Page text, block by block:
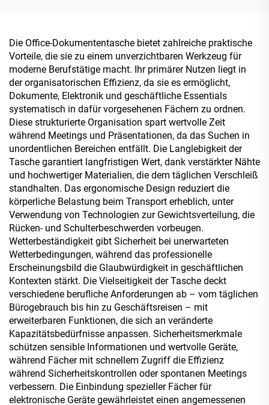
Die Office-Dokumententasche bietet zahlreiche praktische
Vorteile, die sie zu einem unverzichtbaren Werkzeug für
moderne Berufstätige macht. Ihr primärer Nutzen liegt in
der organisatorischen Effizienz, da sie es ermöglicht,
Dokumente, Elektronik und geschäftliche Essentials
systematisch in dafür vorgesehenen Fächern zu ordnen.
Diese strukturierte Organisation spart wertvolle Zeit
während Meetings und Präsentationen, da das Suchen in
unordentlichen Bereichen entfällt. Die Langlebigkeit der
Tasche garantiert langfristigen Wert, dank verstärkter Nähte
und hochwertiger Materialien, die dem täglichen Verschleiß
standhalten. Das ergonomische Design reduziert die
körperliche Belastung beim Transport erheblich, unter
Verwendung von Technologien zur Gewichtsverteilung, die
Rücken- und Schulterbeschwerden vorbeugen.
Wetterbeständigkeit gibt Sicherheit bei unerwarteten
Wetterbedingungen, während das professionelle
Erscheinungsbild die Glaubwürdigkeit in geschäftlichen
Kontexten stärkt. Die Vielseitigkeit der Tasche deckt
verschiedene berufliche Anforderungen ab – vom täglichen
Bürogebrauch bis hin zu Geschäftsreisen – mit
erweiterbaren Funktionen, die sich an veränderte
Kapazitätsbedürfnisse anpassen. Sicherheitsmerkmale
schützen sensible Informationen und wertvolle Geräte,
während Fächer mit schnellem Zugriff die Effizienz
während Sicherheitskontrollen oder spontanen Meetings
verbessern. Die Einbindung spezieller Fächer für
elektronische Geräte gewährleistet einen angemessenen